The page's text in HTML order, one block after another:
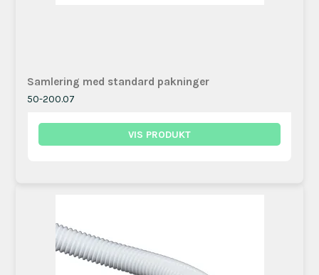
Samlering med standard pakninger
50-200.07
VIS PRODUKT